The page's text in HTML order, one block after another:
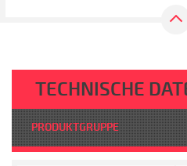
TECHNISCHE
PRODUKTGRUPPE